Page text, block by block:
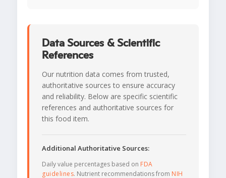
Data Sources & Scientific
References
Our nutrition data comes from trusted,
authoritative sources to ensure accuracy
and reliability. Below are specific scientific
references and authoritative sources for
this food item.
Additional Authoritative Sources:
Daily value percentages based on FDA
guidelines. Nutrient recommendations from NIH